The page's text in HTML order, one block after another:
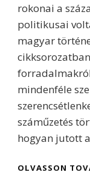
rokonai a
politikusai
magyar
mindenféle
száműzetés
hogyan jutott
OLVASSON